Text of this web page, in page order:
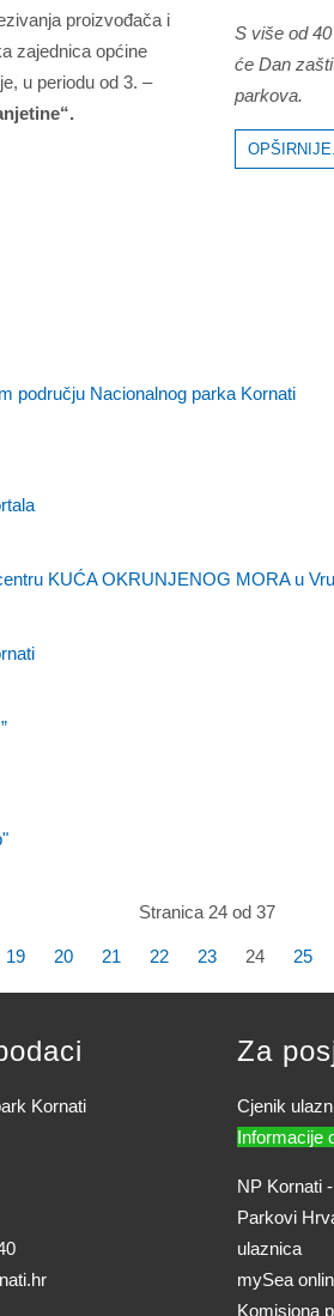
proizvođača i
zajednica općine
u periodu od 3. –
S više od
će Dan
parkova.
području Nacionalnog parka Kornati
KUĆA OKRUNJENOG MORA u
Stranica 24 od 37
19 20 21 22 23 24 25
Kornati
Za
Cjenik
Informacije
NP Kornati
Parkovi
ulaznica
mySea
Komisiona